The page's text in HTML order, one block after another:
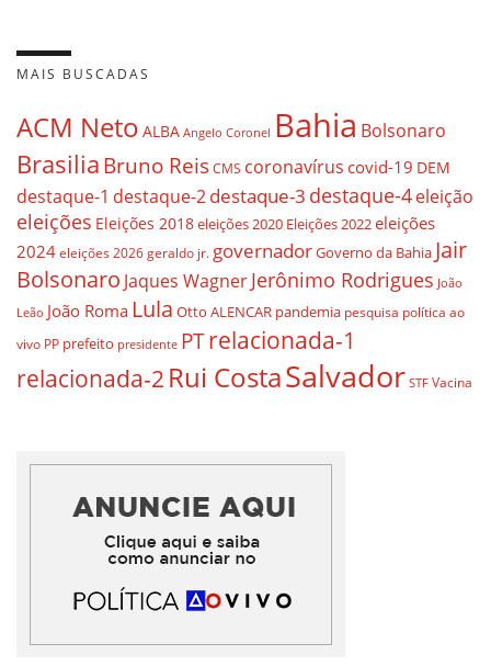
MAIS BUSCADAS
ACM Neto ALBA Angelo Coronel Bahia Bolsonaro
BrasiliaBruno ReisCMS coronavírus covid-19 DEM
destaque-1 destaque-2destaque-3 destaque-4eleição
eleições Eleições 2018eleições 2020 Eleições 2022eleições
2024 eleições 2026 geraldo jr. governadorGoverno da Bahia Jair
Bolsonaro Jaques WagnerJerônimo Rodrigues João
Leão João Roma Lula Otto ALENCAR pandemia pesquisa política ao
vivo PP prefeito presidente PTrelacionada-1
relacionada-2 Rui CostaSalvador STF Vacina